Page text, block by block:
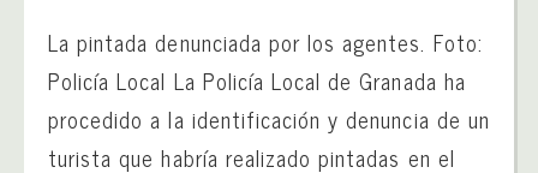
La pintada denunciada por los agentes. Foto:
Policía Local La Policía Local de Granada ha
procedido a la identificación y denuncia de un
turista que habría realizado pintadas en el